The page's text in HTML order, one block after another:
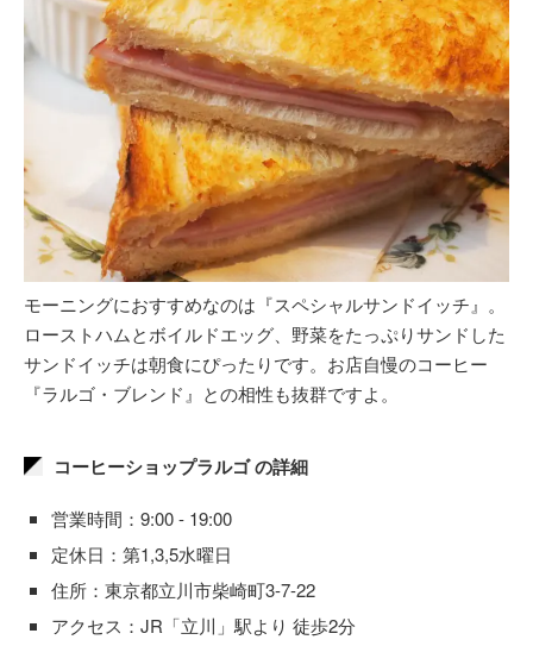
モーニングにおすすめなのは『スペシャルサンドイッチ』。
ローストハムとボイルドエッグ、野菜をたっぷりサンドした
サンドイッチは朝食にぴったりです。お店自慢のコーヒー
『ラルゴ・ブレンド』との相性も抜群ですよ。
コーヒーショップラルゴ の詳細
営業時間：9:00 - 19:00
定休日：第1,3,5水曜日
住所：東京都立川市柴崎町3-7-22
アクセス：JR「立川」駅より 徒歩2分